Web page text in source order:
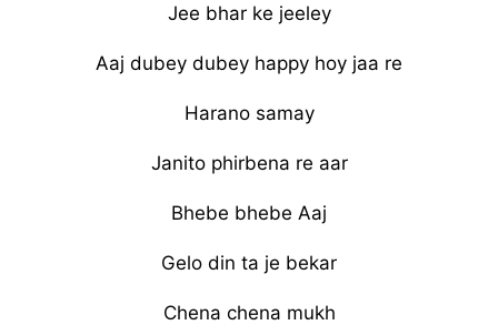
Jee bhar ke jeeley
Aaj dubey dubey happy hoy jaa re
Harano samay
Janito phirbena re aar
Bhebe bhebe Aaj
Gelo din ta je bekar
Chena chena mukh